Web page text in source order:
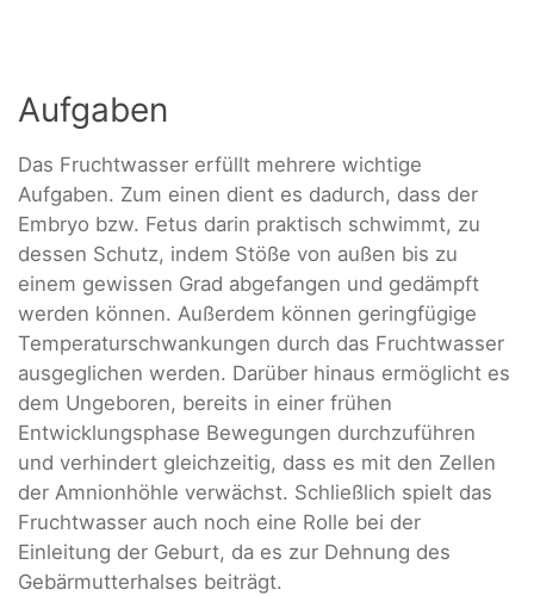
Aufgaben
Das Fruchtwasser erfüllt mehrere wichtige
Aufgaben. Zum einen dient es dadurch, dass der
Embryo bzw. Fetus darin praktisch schwimmt, zu
dessen Schutz, indem Stöße von außen bis zu
einem gewissen Grad abgefangen und gedämpft
werden können. Außerdem können geringfügige
Temperaturschwankungen durch das Fruchtwasser
ausgeglichen werden. Darüber hinaus ermöglicht es
dem Ungeboren, bereits in einer frühen
Entwicklungsphase Bewegungen durchzuführen
und verhindert gleichzeitig, dass es mit den Zellen
der Amnionhöhle verwächst. Schließlich spielt das
Fruchtwasser auch noch eine Rolle bei der
Einleitung der Geburt, da es zur Dehnung des
Gebärmutterhalses beiträgt.